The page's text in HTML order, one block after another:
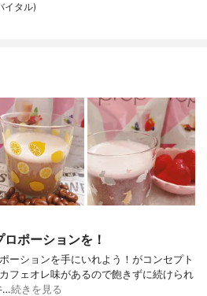
イタル)
ポーションを！
ーションを手にいれよう！がコンセプト
フェオレ味があるので飽きずに続けられ
…続きを見る